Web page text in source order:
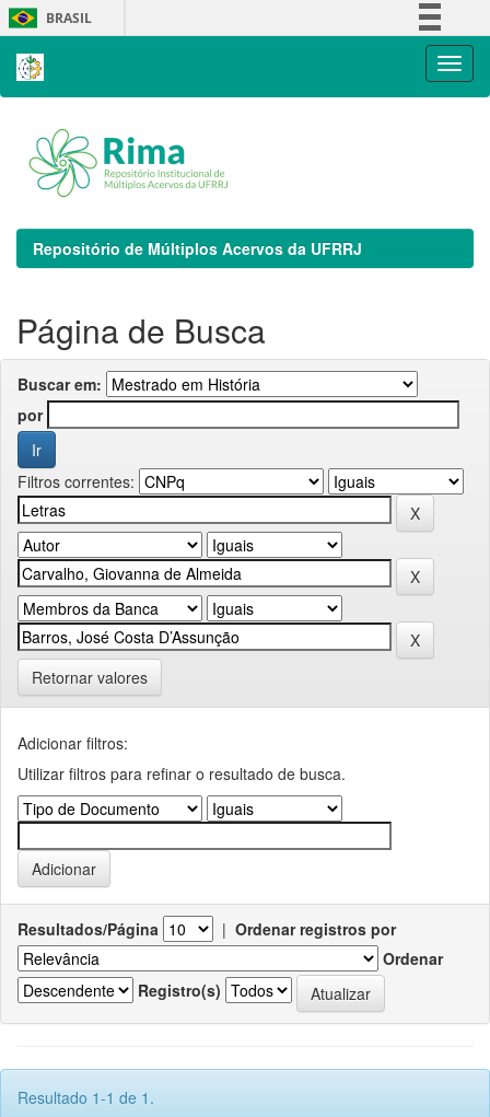
Skip
navigation
BRASIL
Repositório de Múltiplos Acervos da UFRRJ
Página de Busca
Buscar em:
por
Filtros correntes:
Retornar valores
Adicionar filtros:
Utilizar filtros para refinar o resultado de busca.
Resultados/Página | Ordenar registros por
Ordenar
Registro(s)
Resultado 1-1 de 1.